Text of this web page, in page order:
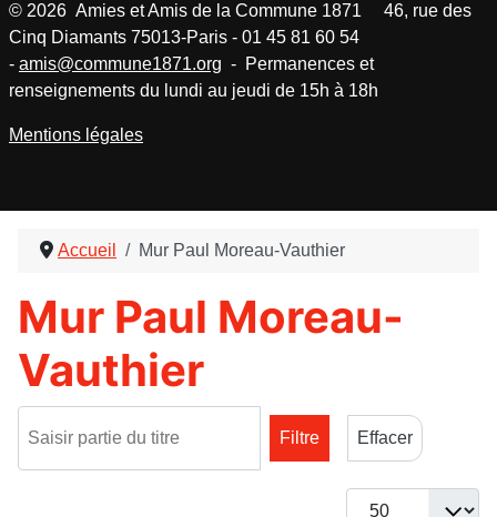
Accueil Mur Paul Moreau-Vauthier
Mur Paul Moreau-
Vauthier
Filtre
Effacer
Afficher #
© 2026 Amies et Amis de la Commune 1871 46, rue des
Cinq Diamants 75013-Paris - 01 45 81 60 54
- amis@commune1871.org - Permanences et
renseignements du lundi au jeudi de 15h à 18h
Mentions légales